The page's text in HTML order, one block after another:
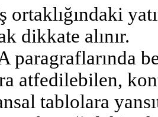
ortaklığındaki
dikkate alınır.
paragraflarında
atfedilebilen,
tablolara